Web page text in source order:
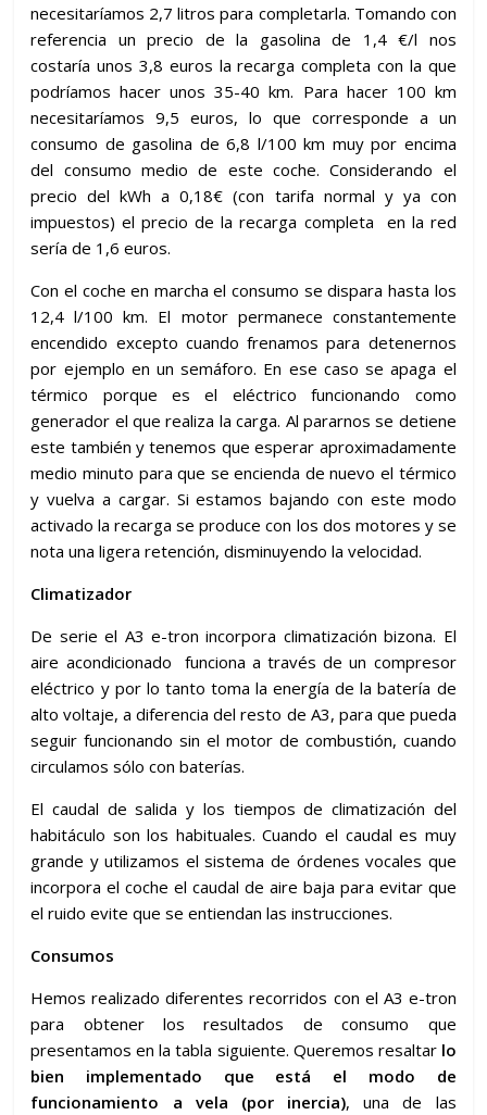
necesitaríamos 2,7 litros para completarla. Tomando con
referencia un precio de la gasolina de 1,4 €/l nos
costaría unos 3,8 euros la recarga completa con la que
podríamos hacer unos 35-40 km. Para hacer 100 km
necesitaríamos 9,5 euros, lo que corresponde a un
consumo de gasolina de 6,8 l/100 km muy por encima
del consumo medio de este coche. Considerando el
precio del kWh a 0,18€ (con tarifa normal y ya con
impuestos) el precio de la recarga completa en la red
sería de 1,6 euros.
Con el coche en marcha el consumo se dispara hasta los
12,4 l/100 km. El motor permanece constantemente
encendido excepto cuando frenamos para detenernos
por ejemplo en un semáforo. En ese caso se apaga el
térmico porque es el eléctrico funcionando como
generador el que realiza la carga. Al pararnos se detiene
este también y tenemos que esperar aproximadamente
medio minuto para que se encienda de nuevo el térmico
y vuelva a cargar. Si estamos bajando con este modo
activado la recarga se produce con los dos motores y se
nota una ligera retención, disminuyendo la velocidad.
Climatizador
De serie el A3 e-tron incorpora climatización bizona. El
aire acondicionado funciona a través de un compresor
eléctrico y por lo tanto toma la energía de la batería de
alto voltaje, a diferencia del resto de A3, para que pueda
seguir funcionando sin el motor de combustión, cuando
circulamos sólo con baterías.
El caudal de salida y los tiempos de climatización del
habitáculo son los habituales. Cuando el caudal es muy
grande y utilizamos el sistema de órdenes vocales que
incorpora el coche el caudal de aire baja para evitar que
el ruido evite que se entiendan las instrucciones.
Consumos
Hemos realizado diferentes recorridos con el A3 e-tron
para obtener los resultados de consumo que
presentamos en la tabla siguiente. Queremos resaltar lo
bien implementado que está el modo de
funcionamiento a vela (por inercia), una de las